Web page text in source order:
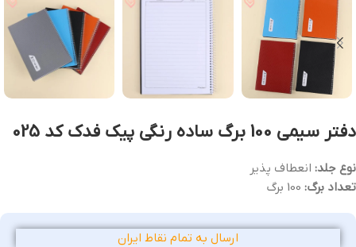
دفتر سیمی 100 برگ ساده رنگی پیک فدک کد 025
نوع جلد: انعطاف پذیر
تعداد برگ: 100 برگ
ارسال به تمام نقاط ایران